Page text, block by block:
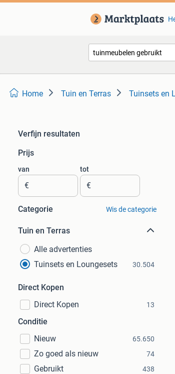
Home Tuin en Terras Tuinsets en
Verfijn resultaten
Prijs
van
€
tot
€
Categorie Wis de categorie
Tuin en Terras
Alle advertenties
Tuinsets en Loungesets
30.504
Direct Kopen
Direct Kopen
13
Conditie
Nieuw
65.650
Zo goed als nieuw 74
Gebruikt 438